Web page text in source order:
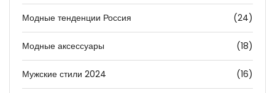
Модные тенденции Россия (24)
Модные аксессуары (18)
Мужские стили 2024 (16)